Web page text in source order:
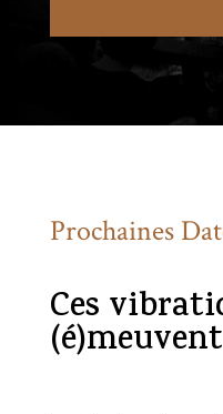
Prochaines
Ces
(é)meuvent